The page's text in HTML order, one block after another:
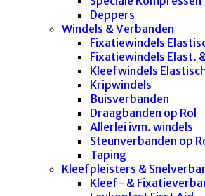
Deppers
Windels & Verbanden
Fixatiewindels
Fixatiewindels Elast.
Kleefwindels
Kripwindels
Buisverbanden
Draagbanden op Rol
Allerlei ivm. windels
Steunverbanden op
Taping
Kleefpleisters &
Kleef- &